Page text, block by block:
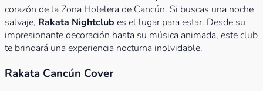
corazón de la Zona Hotelera de Cancún. Si buscas una noche
salvaje, Rakata Nightclub es el lugar para estar. Desde su
impresionante decoración hasta su música animada, este club
te brindará una experiencia nocturna inolvidable.
Rakata Cancún Cover